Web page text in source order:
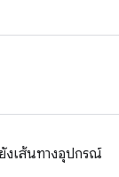
งเส้นทางอุปกรณ์